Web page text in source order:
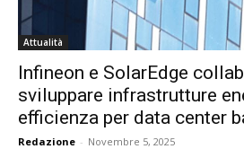
Attualità
Infineon e SolarEdge
sviluppare infrastrutture
efficienza per data center
Redazione - Novembre 5, 2025